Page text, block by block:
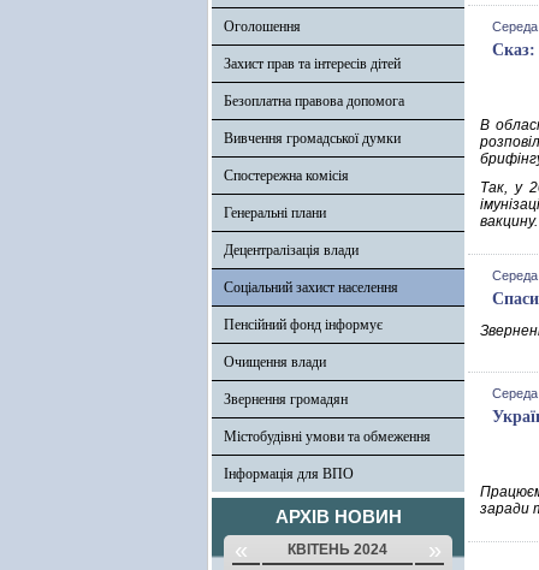
Оголошення
Захист прав та інтересів дітей
Безоплатна правова допомога
Вивчення громадської думки
Спостережна комісія
Генеральні плани
Децентралізація влади
Соціальний захист населення
Пенсійний фонд інформує
Очищення влади
Звернення громадян
Містобудівні умови та обмеження
Інформація для ВПО
АРХІВ НОВИН
« КВІТЕНЬ 2024 »
Сказ:
В
Так, у
заради